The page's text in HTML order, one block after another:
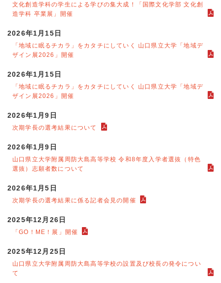
文化創造学科の学生による学びの集大成！「国際文化学部 文化創
造学科 卒業展」開催
2026年1月15日
「地域に眠るチカラ」をカタチにしていく 山口県立大学「地域デ
ザイン展2026」開催
2026年1月15日
「地域に眠るチカラ」をカタチにしていく 山口県立大学「地域デ
ザイン展2026」開催
2026年1月9日
次期学長の選考結果について
2026年1月9日
山口県立大学附属周防大島高等学校 令和8年度入学者選抜（特色
選抜）志願者数について
2026年1月5日
次期学長の選考結果に係る記者会見の開催
2025年12月26日
「GO！ME！展」開催
2025年12月25日
山口県立大学附属周防大島高等学校の設置及び校長の発令につい
て